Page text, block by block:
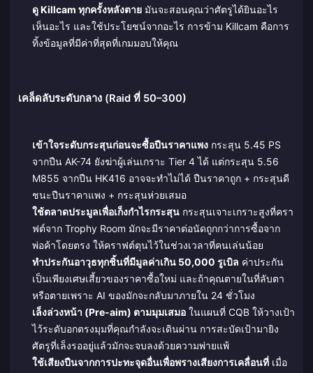
ดู Killcam ทุกครั้งหลังตายมันจะสอนคุณว่าศัตรูได้ยินอะไร
เห็นอะไร และใช้ประโยชน์จากอะไร การข้าม Killcam คือการ
ทิ้งข้อมูลที่มีค่าที่สุดที่เกมมอบให้คุณ
เคล็ดลับระดับกลาง (Raid ที่ 50–300)
เข้าใจระดับกระสุนก่อนจะซื้อปืนราคาแพงกระสุน 5.45 PS
จากปืน AK-74 ยังฆ่าผู้เล่นเกราะ Tier 4 ได้ แต่กระสุน 5.56
M855 จากปืน HK416 อาจจะทำไม่ได้ ปืนราคาถูก + กระสุนดี
ชนะปืนราคาแพง + กระสุนห่วยเสมอ
ใช้ตลาดประมูลเพื่อเก็งกำไรกระสุนกระสุนเจาะเกราะสูงที่ครา
ฟต์จาก Trophy Room มักจะมีราคาต่อนัดถูกกว่าการซื้อจาก
พ่อค้าโดยตรง ให้คราฟต์ตุนไว้ในช่วงเวลาที่คนเล่นน้อย
ทำประกันอาวุธทุกชิ้นที่มีมูลค่าเกิน 50,000 รูเบิล ค่าประกัน
เป็นเพียงเศษเสี้ยวของราคาซื้อใหม่ และถ้าคุณตายในที่ลับตา
หรือตายเพราะ AI ของมักจะกลับมาภายใน 24 ชั่วโมง
เล็งล่วงหน้า (Pre-aim) ตามมุมเสมอในแผนที่ CQB ให้วางเป้า
ไว้ระดับอกตรงมุมที่คุณกำลังจะเดินผ่าน การสะบัดเป้ามายิง
ศัตรูที่เล็งรออยู่แล้วมักจะจบลงด้วยความพ่ายแพ้
ใช้เสียงปืนจากการปะทะจุดอื่นเพื่อพรางเสียงการเคลื่อนที่เมื่อ